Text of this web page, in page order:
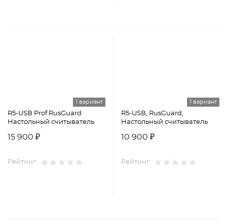
1 вариант
R5-USB Prof RusGuard
Настольный считыватель
15 900 ₽
Рейтинг:
1 вариант
R5-USB, RusGuard,
Настольный считыватель
10 900 ₽
Рейтинг: